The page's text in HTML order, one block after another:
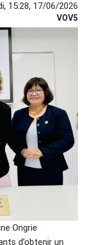
15:28, 17/06/2026
VOV5
Ongrie
d’obtenir un